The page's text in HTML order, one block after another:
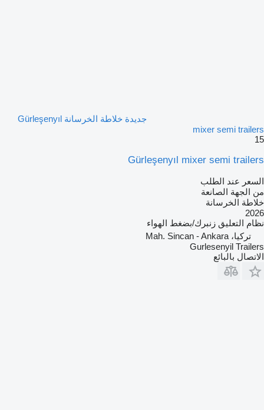
جديدة خلاطة الخرسانة Gürleşenyıl
mixer semi trailers
15
Gürleşenyıl mixer semi trailers
السعر عند الطلب
من الجهة الصانعة
خلاطة الخرسانة
2026
نظام التعليق زنبرك/بضغط الهواء
تركيا، Mah. Sincan - Ankara
Gurlesenyil Trailers
الاتصال بالبائع